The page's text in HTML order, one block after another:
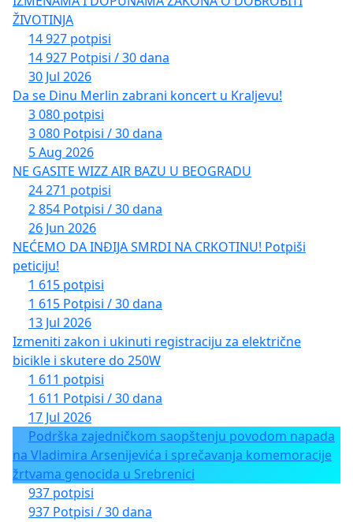
власништва на имовини коју су наши заједнички
преци градили.
Да је вјечна Црна Гора!
ŽIVOTINJA
14 927 potpisi
14 927 Potpisi / 30 dana
30 Jul 2026
Da se Dinu Merlin zabrani koncert u Kraljevu!
3 080 potpisi
3 080 Potpisi / 30 dana
5 Aug 2026
NE GASITE WIZZ AIR BAZU U BEOGRADU
24 271 potpisi
2 854 Potpisi / 30 dana
26 Jun 2026
NEĆEMO DA INĐIJA SMRDI NA CRKOTINU! Potpiši
peticiju!
1 615 potpisi
1 615 Potpisi / 30 dana
13 Jul 2026
Izmeniti zakon i ukinuti registraciju za električne
bicikle i skutere do 250W
1 611 potpisi
1 611 Potpisi / 30 dana
17 Jul 2026
Podrška zajedničkom saopštenju povodom napada
na Vladimira Arsenijevića i sprečavanja komemoracije
žrtvama genocida u Srebrenici
937 potpisi
937 Potpisi / 30 dana